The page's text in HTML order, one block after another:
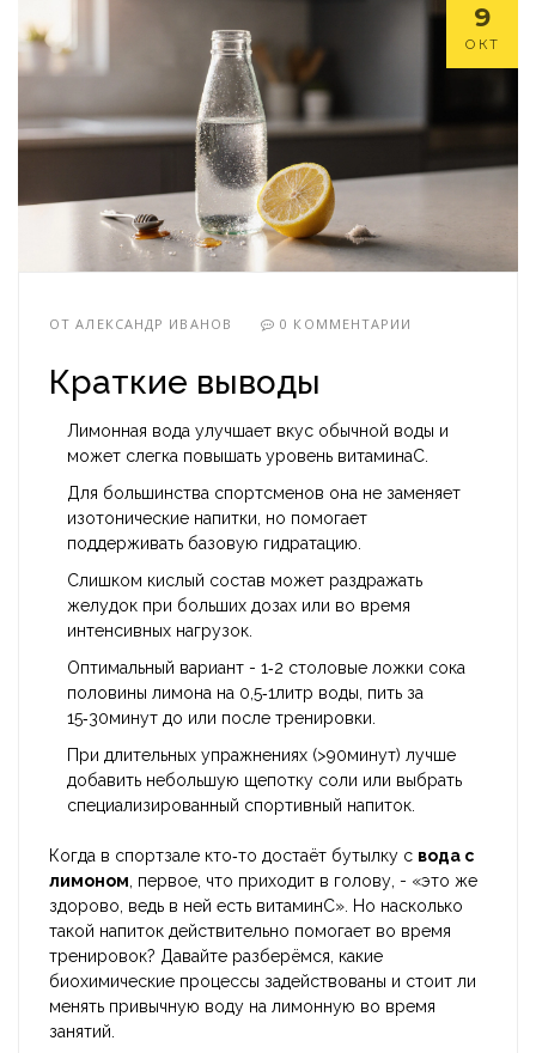
9
ОКТ
ОТАЛЕКСАНДР ИВАНОВ 0 КОММЕНТАРИИ
Краткие выводы
Лимонная вода улучшает вкус обычной воды и
может слегка повышать уровень витаминаC.
Для большинства спортсменов она не заменяет
изотонические напитки, но помогает
поддерживать базовую гидратацию.
Слишком кислый состав может раздражать
желудок при больших дозах или во время
интенсивных нагрузок.
Оптимальный вариант - 1‑2 столовые ложки сока
половины лимона на 0,5‑1литр воды, пить за
15‑30минут до или после тренировки.
При длительных упражнениях (>90минут) лучше
добавить небольшую щепотку соли или выбрать
специализированный спортивный напиток.
Когда в спортзале кто‑то достаёт бутылку с вода с
лимоном , первое, что приходит в голову, - «это же
здорово, ведь в ней есть витаминC». Но насколько
такой напиток действительно помогает во время
тренировок? Давайте разберёмся, какие
биохимические процессы задействованы и стоит ли
менять привычную воду на лимонную во время
занятий.